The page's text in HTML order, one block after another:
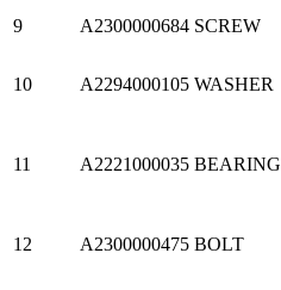
9 A2300000684 SCREW
10 A2294000105 WASHER
11 A2221000035 BEARING
12 A2300000475 BOLT